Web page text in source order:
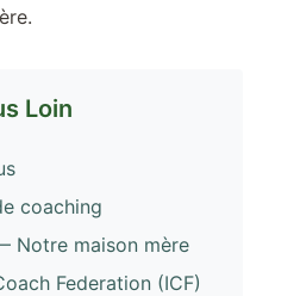
Loin
coaching
Notre maison mère
Federation (ICF)